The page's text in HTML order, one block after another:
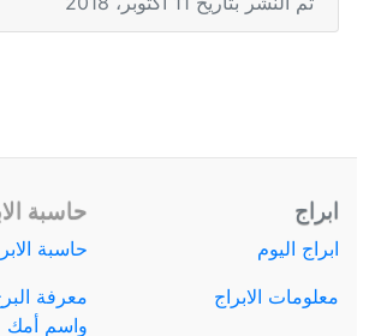
ابراج
ابراج اليوم
معلومات الابراج
حاسبة
حاسبة
معرفة
واسم أمك